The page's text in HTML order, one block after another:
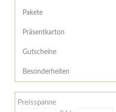
/
Widerrufsformular
AGB
Zahlungsbedingungen
Meine
Pakete
Präsentkarton
Gutscheine
Besonderheiten
Preisspanne